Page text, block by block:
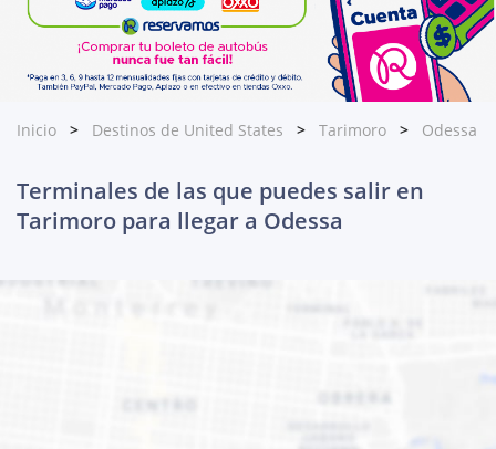
Inicio Destinos de United States Tarimoro Odessa
Terminales de las que puedes salir en
Tarimoro para llegar a Odessa